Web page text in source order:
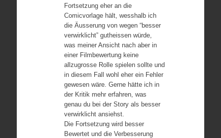
Fortsetzung eher an die
Comicvorlage hält, wesshalb ich
die Äusserung von wegen “besser
verwirklicht” gutheissen würde,
was meiner Ansicht nach aber in
einer Filmbewertung keine
allzugrosse Rolle spielen sollte und
in diesem Fall wohl eher ein Fehler
gewesen wäre. Gerne hätte ich in
der Kritik mehr erfahren, was
genau du bei der Story als besser
verwirklicht ansiehst.
Die Fortsetzung wird besser
Bewertet und die Verbesserung